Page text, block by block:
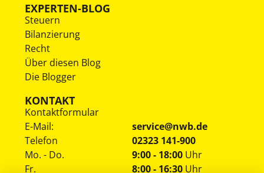
EXPERTEN-BLOG
Steuern
Bilanzierung
Recht
Über diesen Blog
Die Blogger
KONTAKT
Kontaktformular
E-Mail:
service@nwb.de
Telefon
02323 141-900
Mo. - Do.
Fr.
9:00 - 18:00 Uhr
8:00 - 16:30 Uhr